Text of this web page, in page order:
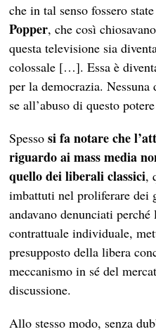
che in tal senso fossero
Popper, che così
questa televisione sia
colossale […]. Essa è
per la democrazia.
se all’abuso di questo
Spessosi fa notare che
riguardo ai mass media
quello dei liberali classici,
imbattuti nel proliferare dei
andavano denunciati
contrattuale individuale,
presupposto della libera
meccanismo in sé del
discussione.
Allo stesso modo, senza